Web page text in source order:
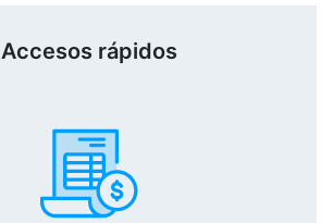
Accesos rápidos